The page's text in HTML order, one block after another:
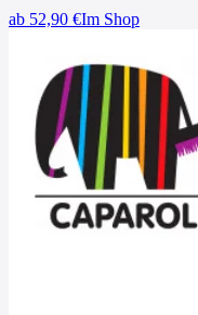
ab 52,90 €Im Shop